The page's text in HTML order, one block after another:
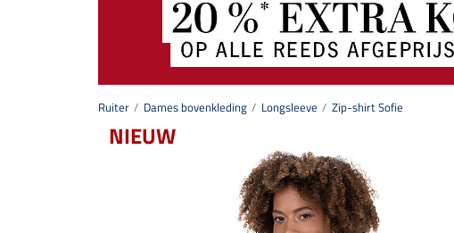
Ruiter Dames bovenkleding Longsleeve Zip-shirt Sofie
NIEUW